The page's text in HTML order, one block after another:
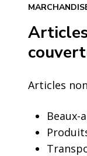
Articles
Beaux-